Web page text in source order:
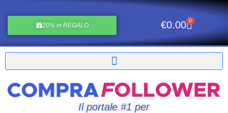
20% in REGALO €0.00 0
Il portale #1 per